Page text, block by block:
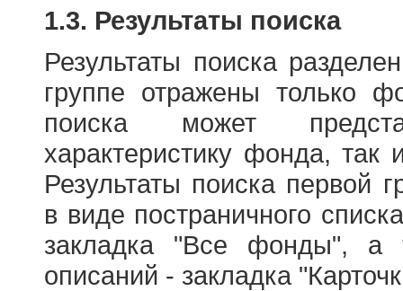
1.3. Результаты поиска
Результаты поиска
группе отражены только
поиска может
характеристику фонда,
Результаты поиска первой
в виде постраничного
закладка "Все фонды", а
описаний - закладка